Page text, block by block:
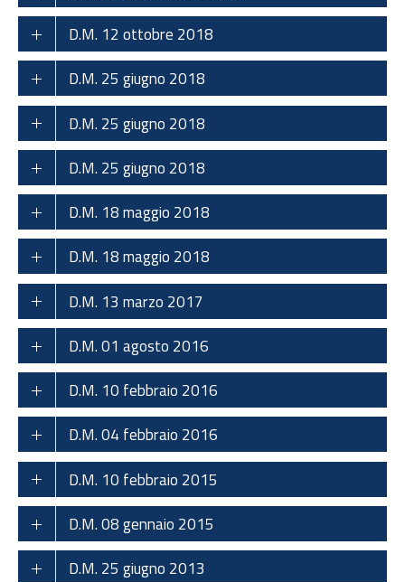
D.M. 12 ottobre 2018
D.M. 25 giugno 2018
D.M. 25 giugno 2018
D.M. 25 giugno 2018
D.M. 18 maggio 2018
D.M. 18 maggio 2018
D.M. 13 marzo 2017
D.M. 01 agosto 2016
D.M. 10 febbraio 2016
D.M. 04 febbraio 2016
D.M. 10 febbraio 2015
D.M. 08 gennaio 2015
D.M. 25 giugno 2013